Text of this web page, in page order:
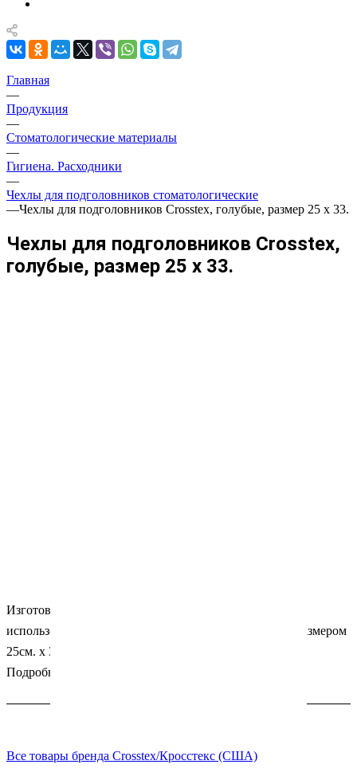
Главная
—
Продукция
—
Стоматологические материалы
—
Гигиена. Расходники
—
Чехлы для подголовников стоматологические
—Чехлы для подголовников Crosstex, голубые, размер 25 х 33.
Чехлы для подголовников Crosstex,
голубые, размер 25 х 33.
Изготовлены из нетканого материала. удобные в
использовании. Цвет -
. Упаковка: 500 штук размером
25см. х 33см. Производитель: Krosstek (США).
Подробности
Все товары бренда Crosstex/Кросстекс (США)